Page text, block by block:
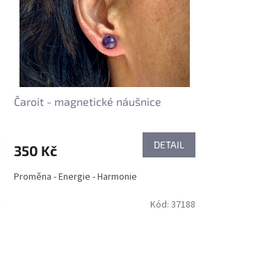
Čaroit - magnetické náušnice
350 Kč DETAIL
Proměna - Energie - Harmonie
Kód: 37188